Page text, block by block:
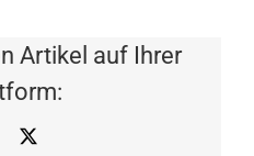
Artikel auf Ihrer
Facebook